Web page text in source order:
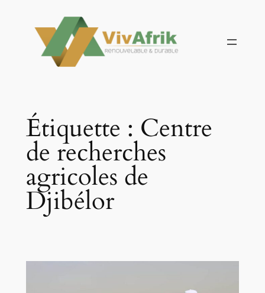
contenu
Étiquette : Centre
de recherches
agricoles de
Djibélor